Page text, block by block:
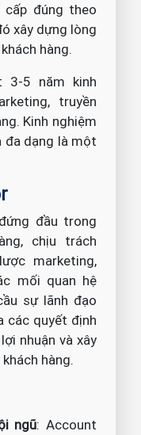
đúng theo
xây dựng lòng
hàng.
5 năm kinh
truyền
Kinh nghiệm
đa dạng là một
đầu trong
chịu trách
marketing,
mối quan hệ
sự lãnh đạo
các quyết định
nhuận và xây
hàng.
ngũ: Account